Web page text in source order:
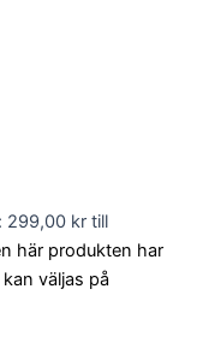
299,00 kr till
här produkten har
väljas på